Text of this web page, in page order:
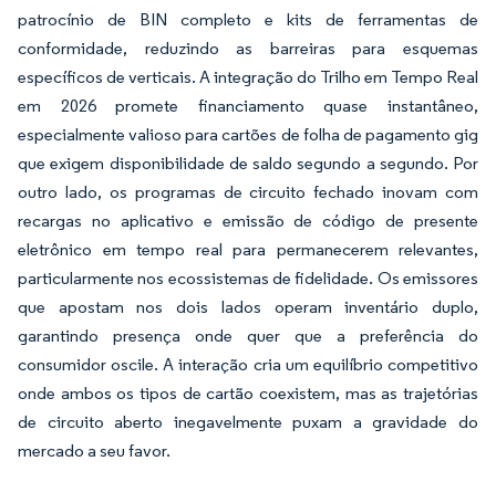
patrocínio de BIN completo e kits de ferramentas de
conformidade, reduzindo as barreiras para esquemas
específicos de verticais. A integração do Trilho em Tempo Real
em 2026 promete financiamento quase instantâneo,
especialmente valioso para cartões de folha de pagamento gig
que exigem disponibilidade de saldo segundo a segundo. Por
outro lado, os programas de circuito fechado inovam com
recargas no aplicativo e emissão de código de presente
eletrônico em tempo real para permanecerem relevantes,
particularmente nos ecossistemas de fidelidade. Os emissores
que apostam nos dois lados operam inventário duplo,
garantindo presença onde quer que a preferência do
consumidor oscile. A interação cria um equilíbrio competitivo
onde ambos os tipos de cartão coexistem, mas as trajetórias
de circuito aberto inegavelmente puxam a gravidade do
mercado a seu favor.